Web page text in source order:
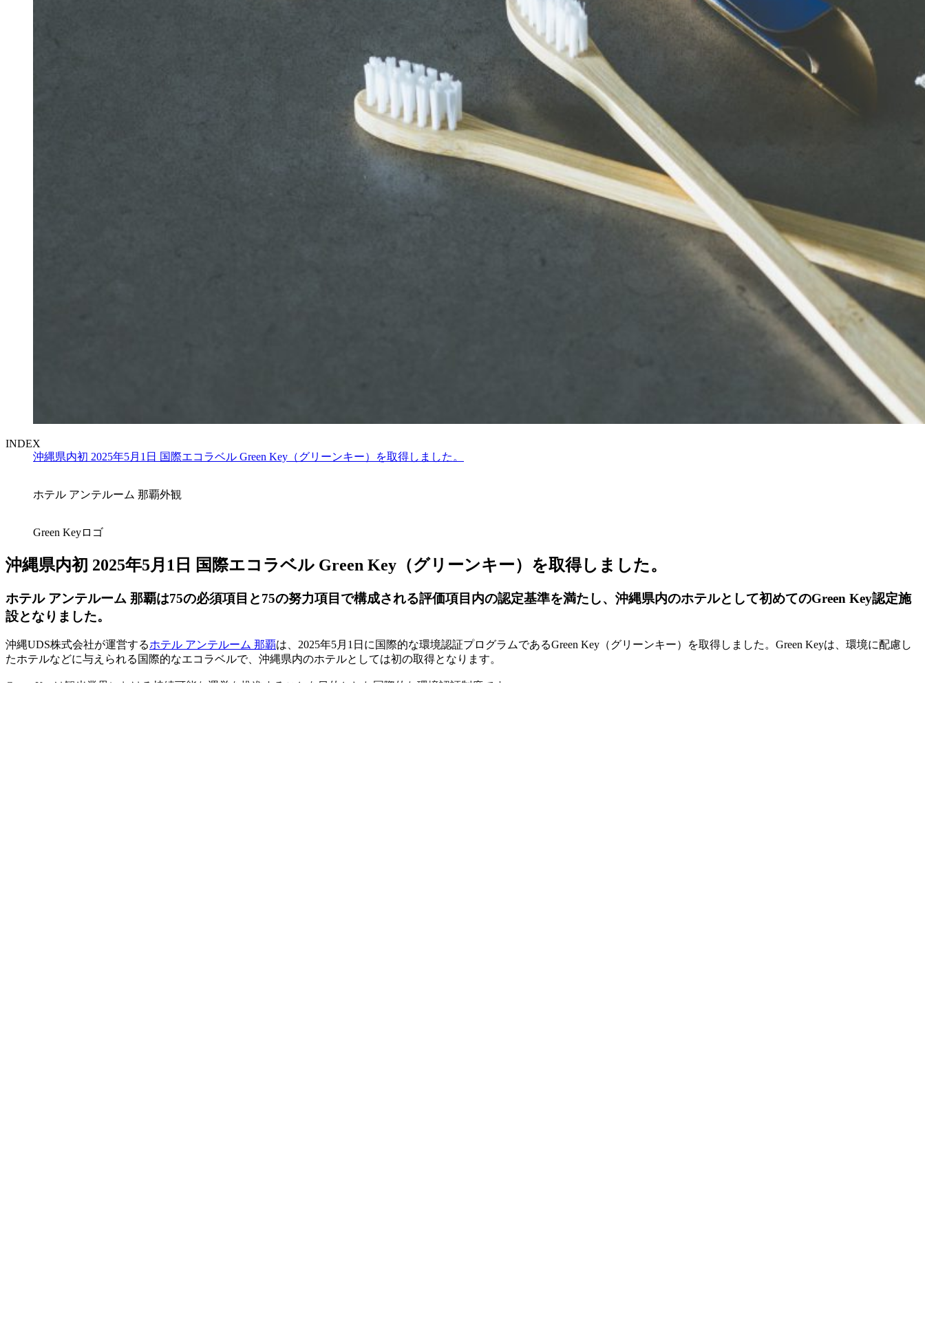
INDEX
沖縄県内初 2025年5月1日 国際エコラベル Green Key（グリーンキー）を取得しました。
ホテル アンテルーム 那覇外観
Green Keyロゴ
沖縄県内初 2025年5月1日 国際エコラベル Green Key（グリーンキー）を取得しました。
ホテル アンテルーム 那覇は75の必須項目と75の努力項目で構成される評価項目内の認定基準を満たし、沖縄県内のホテルとして初めてのGreen Key認定施
設となりました。
沖縄UDS株式会社が運営するホテル アンテルーム 那覇は、2025年5月1日に国際的な環境認証プログラムであるGreen Key（グリーンキー）を取得しました。Green Keyは、環境に配慮し
たホテルなどに与えられる国際的なエコラベルで、沖縄県内のホテルとしては初の取得となります。
Green Keyは観光業界における持続可能な運営を推進することを目的とした国際的な環境認証制度です。